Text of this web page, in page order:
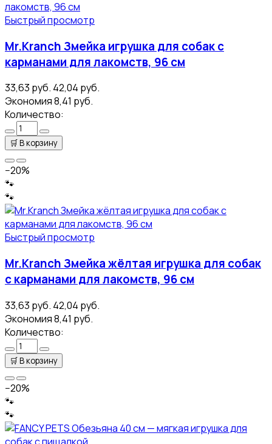
Быстрый просмотр
Mr.Kranch Змейка игрушка для собак с
карманами для лакомств, 96 см
33,63 руб. 42,04 руб.
Экономия 8,41 руб.
Количество:
🛒В корзину
−20%
🐾
🐾
Быстрый просмотр
Mr.Kranch Змейка жёлтая игрушка для собак
с карманами для лакомств, 96 см
33,63 руб. 42,04 руб.
Экономия 8,41 руб.
Количество:
🛒В корзину
−20%
🐾
🐾